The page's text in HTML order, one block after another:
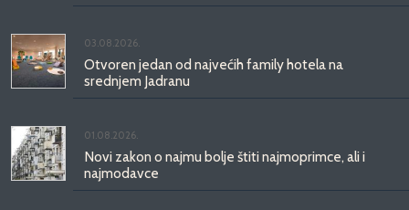
03.08.2026.
Otvoren jedan od najvećih family hotela na
srednjem Jadranu
01.08.2026.
Novi zakon o najmu bolje štiti najmoprimce, ali i
najmodavce